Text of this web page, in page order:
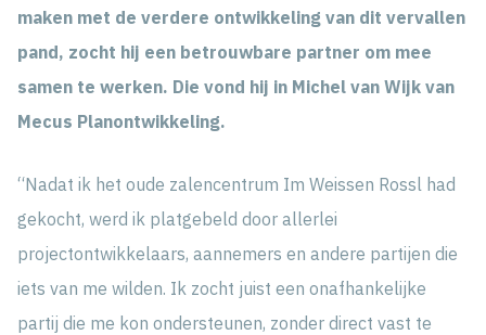
maken met de verdere ontwikkeling van dit vervallen
pand, zocht hij een betrouwbare partner om mee
samen te werken. Die vond hij in Michel van Wijk van
Mecus Planontwikkeling.
“Nadat ik het oude zalencentrum Im Weissen Rossl had
gekocht, werd ik platgebeld door allerlei
projectontwikkelaars, aannemers en andere partijen die
iets van me wilden. Ik zocht juist een onafhankelijke
partij die me kon ondersteunen, zonder direct vast te